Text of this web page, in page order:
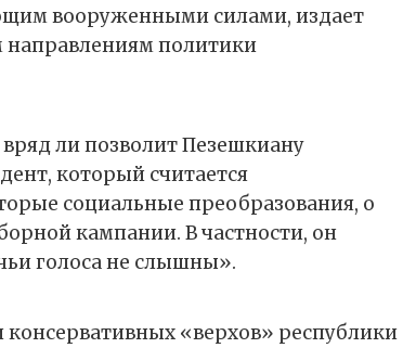
вооруженными силами, издает
политики
ли позволит Пезешкиану
который считается
социальные преобразования, о
кампании. В частности, он
голоса не слышны».
консервативных «верхов» республики